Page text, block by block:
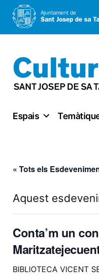
al
contingut
Espais
« Tots els
Aquest
Conta’m un
BIBLIOTECA VICENT